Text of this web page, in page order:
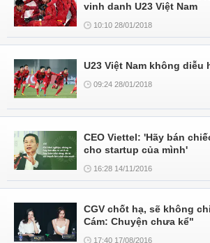
vinh danh U23 Việt Nam
10:10 28/01/2018
U23 Việt Nam không diễu
09:24 28/01/2018
CEO Viettel: 'Hãy bán
cho startup của mình'
16:28 14/11/2016
CGV chốt hạ, sẽ không
Cám: Chuyện chưa kể"
17:40 17/08/2016